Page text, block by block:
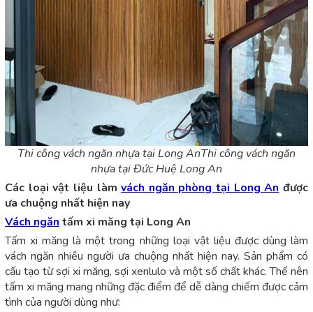
Thi công vách ngăn nhựa tại Long AnThi công vách ngăn
nhựa tại Đức Huệ Long An
Các loại vật liệu làmvách ngăn phòng tại Long An được
ưa chuộng nhất hiện nay
Vách ngăn tấm xi măng tại Long An
Tấm xi măng là một trong những loại vật liệu được dùng làm
vách ngăn nhiều người ưa chuộng nhất hiện nay. Sản phẩm có
cấu tạo từ sợi xi măng, sợi xenlulo và một số chất khác. Thế nên
tấm xi măng mang những đặc điểm để dễ dàng chiếm được cảm
tình của người dùng như: